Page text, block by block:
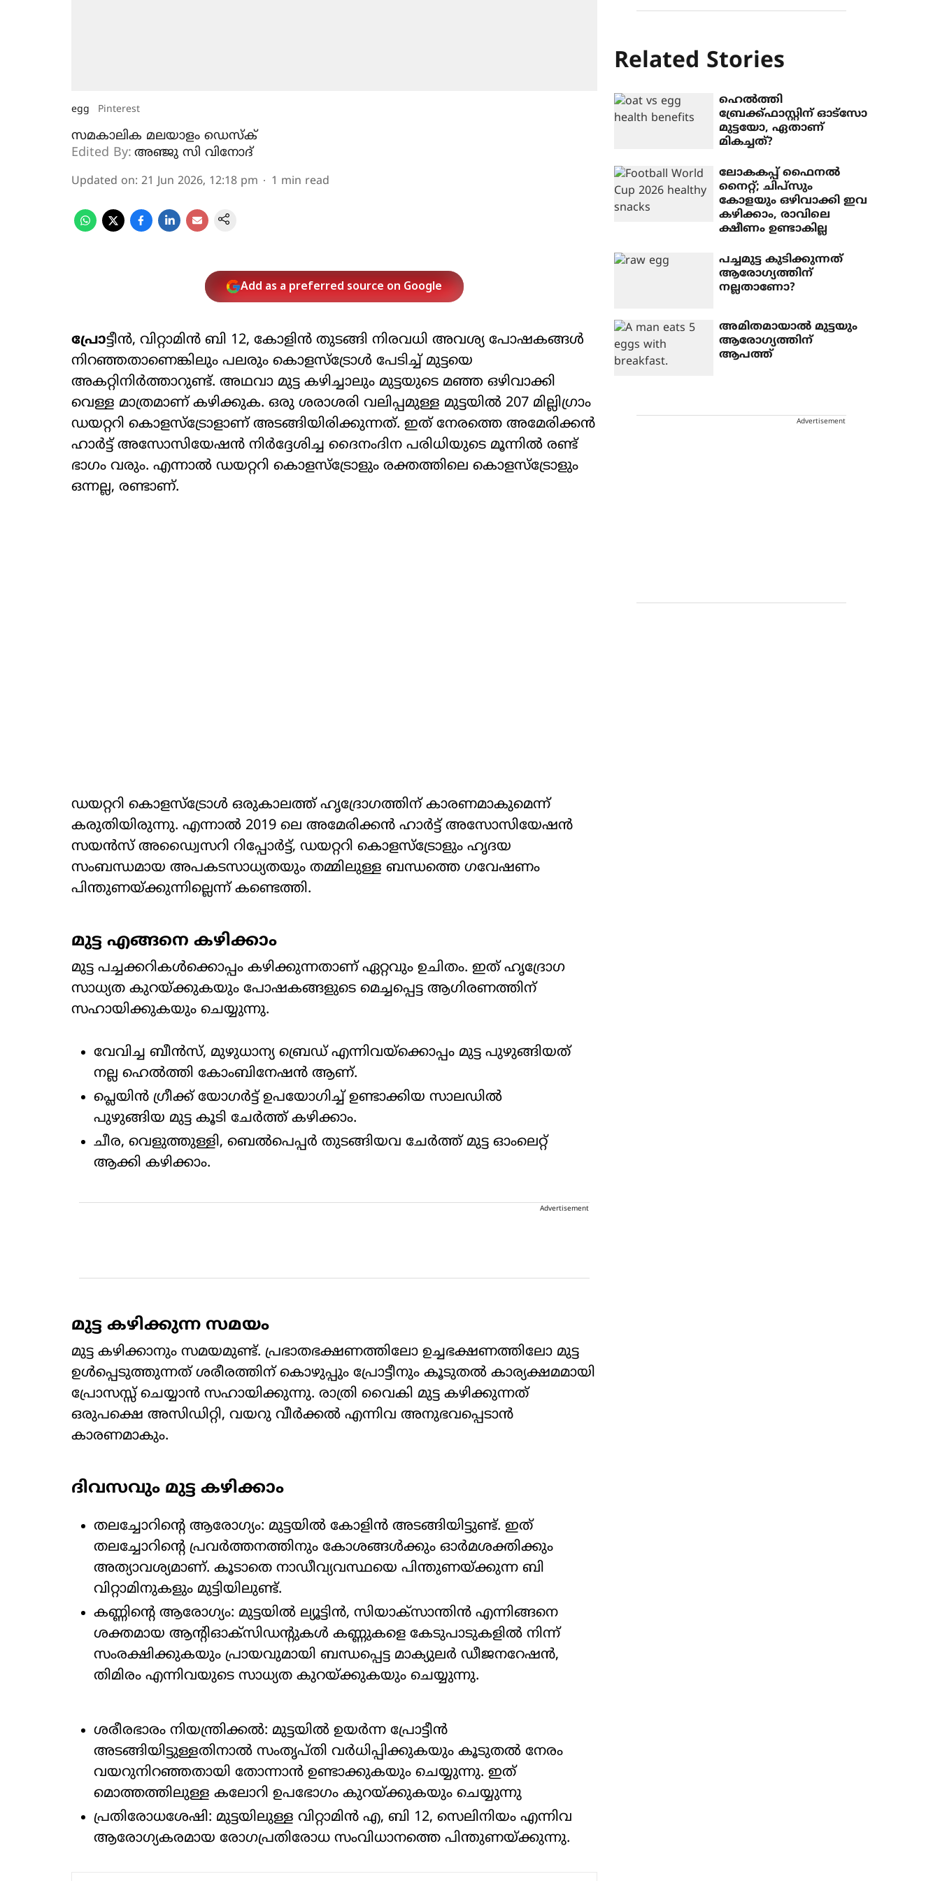
egg Pinterest
സമകാലിക മലയാളം ഡെസ്ക്
Edited By: അഞ്ജു സി വിനോദ്‌
Updated on: 21 Jun 2026, 12:18 pm 1 min read
Add as a preferred source on Google
പ്രോട്ടീൻ, വിറ്റാമിൻ ബി 12, കോളിൻ തുടങ്ങി നിരവധി അവശ്യ പോഷകങ്ങൾ
നിറഞ്ഞതാണെങ്കിലും പലരും കൊളസ്ട്രോൾ പേടിച്ച് മുട്ടയെ
അകറ്റിനിർത്താറുണ്ട്. അഥവാ മുട്ട കഴിച്ചാലും മുട്ടയുടെ മഞ്ഞ ഒഴിവാക്കി
വെള്ള മാത്രമാണ് കഴിക്കുക. ഒരു ശരാശരി വലിപ്പമുള്ള മുട്ടയിൽ 207 മില്ലിഗ്രാം
ഡയറ്ററി കൊളസ്ട്രോളാണ് അടങ്ങിയിരിക്കുന്നത്. ഇത് നേരത്തെ അമേരിക്കൻ
ഹാർട്ട് അസോസിയേഷൻ നിർദ്ദേശിച്ച ദൈനംദിന പരിധിയുടെ മൂന്നിൽ രണ്ട്
ഭാഗം വരും. എന്നാൽ ഡയറ്ററി കൊളസ്ട്രോളും രക്തത്തിലെ കൊളസ്ട്രോളും
ഒന്നല്ല, രണ്ടാണ്.
ഡയറ്ററി കൊളസ്ട്രോൾ ഒരുകാലത്ത് ഹൃദ്രോഗത്തിന് കാരണമാകുമെന്ന്
കരുതിയിരുന്നു. എന്നാൽ 2019 ലെ അമേരിക്കൻ ഹാർട്ട് അസോസിയേഷൻ
സയൻസ് അഡ്വൈസറി റിപ്പോർട്ട്, ഡയറ്ററി കൊളസ്ട്രോളും ഹൃദയ
സംബന്ധമായ അപകടസാധ്യതയും തമ്മിലുള്ള ബന്ധത്തെ ഗവേഷണം
പിന്തുണയ്ക്കുന്നില്ലെന്ന് കണ്ടെത്തി.
മുട്ട എങ്ങനെ കഴിക്കാം
മുട്ട പച്ചക്കറികൾക്കൊപ്പം കഴിക്കുന്നതാണ് ഏറ്റവും ഉചിതം. ഇത് ഹൃദ്രോ​ഗ
സാധ്യത കുറയ്ക്കുകയും പോഷകങ്ങളുടെ മെച്ചപ്പെട്ട ആ​ഗിരണത്തിന്
സഹായിക്കുകയും ചെയ്യുന്നു.
വേവിച്ച ബീൻസ്, മുഴുധാന്യ ബ്രെഡ് എന്നിവയ്ക്കൊപ്പം മുട്ട പുഴുങ്ങിയത്
നല്ല ഹെൽത്തി കോംബിനേഷൻ ആണ്.
പ്ലെയിൻ ​ഗ്രീക്ക് യോ​ഗർട്ട് ഉപയോ​ഗിച്ച് ഉണ്ടാക്കിയ സാലഡിൽ
പുഴുങ്ങിയ മുട്ട കൂടി ചേർത്ത് കഴിക്കാം.
ചീര, വെളുത്തുള്ളി, ബെൽപെപ്പർ തുടങ്ങിയവ ചേർത്ത് മുട്ട ഓംലെറ്റ്
ആക്കി കഴിക്കാം.
Advertisement
മുട്ട കഴിക്കുന്ന സമയം
മുട്ട കഴിക്കാനും സമയമുണ്ട്. പ്രഭാതഭക്ഷണത്തിലോ ഉച്ചഭക്ഷണത്തിലോ മുട്ട
ഉൾപ്പെടുത്തുന്നത് ശരീരത്തിന് കൊഴുപ്പും പ്രോട്ടീനും കൂടുതൽ കാര്യക്ഷമമായി
പ്രോസസ്സ് ചെയ്യാൻ സഹായിക്കുന്നു. രാത്രി വൈകി മുട്ട കഴിക്കുന്നത്
ഒരുപക്ഷെ അസിഡിറ്റി, വയറു വീർക്കൽ എന്നിവ അനുഭവപ്പെടാൻ
കാരണമാകും.
ദിവസവും മുട്ട കഴിക്കാം
തലച്ചോറിന്റെ ആരോഗ്യം: മുട്ടയിൽ കോളിൻ അടങ്ങിയിട്ടുണ്ട്. ഇത്
തലച്ചോറിന്റെ പ്രവർത്തനത്തിനും കോശങ്ങൾക്കും ഓർമശക്തിക്കും
അത്യാവശ്യമാണ്. കൂടാതെ നാഡീവ്യവസ്ഥയെ പിന്തുണയ്ക്കുന്ന ബി
വിറ്റാമിനുകളും മുട്ടിയിലുണ്ട്.
കണ്ണിന്റെ ആരോഗ്യം: മുട്ടയിൽ ല്യൂട്ടിൻ, സിയാക്സാന്തിൻ എന്നിങ്ങനെ
ശക്തമായ ആന്റിഓക്‌സിഡന്റുകൾ കണ്ണുകളെ കേടുപാടുകളിൽ നിന്ന്
സംരക്ഷിക്കുകയും പ്രായവുമായി ബന്ധപ്പെട്ട മാക്യുലർ ഡീജനറേഷൻ,
തിമിരം എന്നിവയുടെ സാധ്യത കുറയ്ക്കുകയും ചെയ്യുന്നു.
ശരീരഭാരം നിയന്ത്രിക്കൽ: മുട്ടയിൽ ഉയർന്ന പ്രോട്ടീൻ
അടങ്ങിയിട്ടുള്ളതിനാൽ സംതൃപ്തി വർധിപ്പിക്കുകയും കൂടുതൽ നേരം
വയറുനിറഞ്ഞതായി തോന്നാൻ ഉണ്ടാക്കുകയും ചെയ്യുന്നു. ഇത്
മൊത്തത്തിലുള്ള കലോറി ഉപഭോഗം കുറയ്ക്കുകയും ചെയ്യുന്നു
പ്രതിരോധശേഷി: മുട്ടയിലുള്ള വിറ്റാമിൻ എ, ബി 12, സെലിനിയം എന്നിവ
ആരോഗ്യകരമായ രോഗപ്രതിരോധ സംവിധാനത്തെ പിന്തുണയ്ക്കുന്നു.
Related Stories
ഹെൽത്തി
ബ്രേക്ക്ഫാസ്റ്റിന് ഓട്സോ
മുട്ടയോ, ഏതാണ്
മികച്ചത്?
ലോകകപ്പ് ഫൈനൽ
നൈറ്റ്; ചിപ്സും
കോളയും ഒഴിവാക്കി ഇവ
കഴിക്കാം, രാവിലെ
ക്ഷീണം ഉണ്ടാകില്ല
പച്ചമുട്ട കുടിക്കുന്നത്
ആരോഗ്യത്തിന്
നല്ലതാണോ?
അമിതമായാൽ മുട്ടയും
ആരോ​ഗ്യത്തിന്
ആപത്ത്
Advertisement